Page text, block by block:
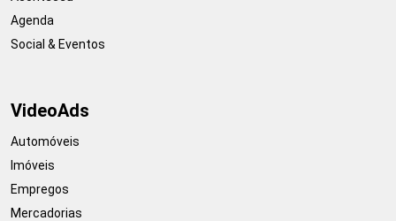
Agenda
Social & Eventos
VideoAds
Automóveis
Imóveis
Empregos
Mercadorias